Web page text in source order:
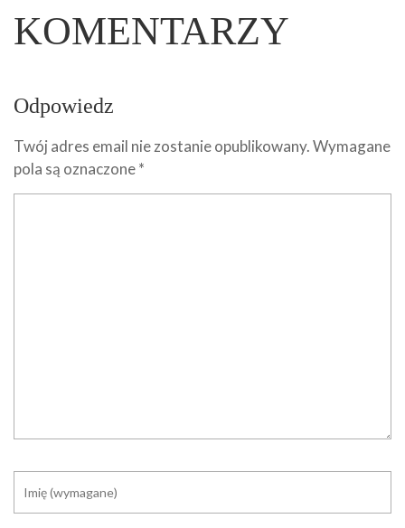
KOMENTARZY
Odpowiedz
Twój adres email nie zostanie opublikowany.Wymagane
pola są oznaczone*